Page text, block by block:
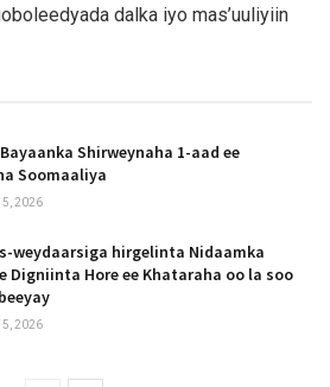
dalka iyo mas’uuliyiin
Shirweynaha 1-aad ee
Soomaaliya
5, 2026
weydaarsiga hirgelinta Nidaamka
Digniinta Hore ee Khataraha oo la soo
5, 2026